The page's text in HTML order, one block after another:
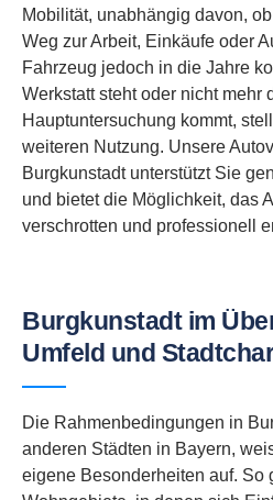
Mobilität, unabhängig davon,
Weg zur Arbeit, Einkäufe oder
Fahrzeug jedoch in die Jahre
Werkstatt steht oder nicht mehr
Hauptuntersuchung kommt,
weiteren Nutzung. Unsere
Burgkunstadt unterstützt Sie
und bietet die Möglichkeit, das
verschrotten und professionell
Burgkunstadt im
Umfeld und
Die Rahmenbedingungen in
anderen Städten in Bayern,
eigene Besonderheiten auf. So